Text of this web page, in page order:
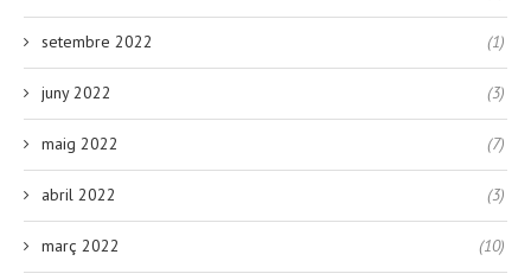
setembre 2022 (1)
juny 2022 (3)
maig 2022 (7)
abril 2022 (3)
març 2022 (10)